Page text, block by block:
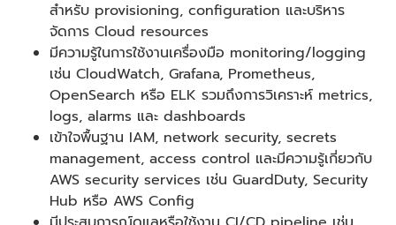
สำหรับ provisioning, configuration และบริหาร
จัดการ Cloud resources
มีความรู้ในการใช้งานเครื่องมือ monitoring/logging
เช่น CloudWatch, Grafana, Prometheus,
OpenSearch หรือ ELK รวมถึงการวิเคราะห์ metrics,
logs, alarms และ dashboards
เข้าใจพื้นฐาน IAM, network security, secrets
management, access control และมีความรู้เกี่ยวกับ
AWS security services เช่น GuardDuty, Security
Hub หรือ AWS Config